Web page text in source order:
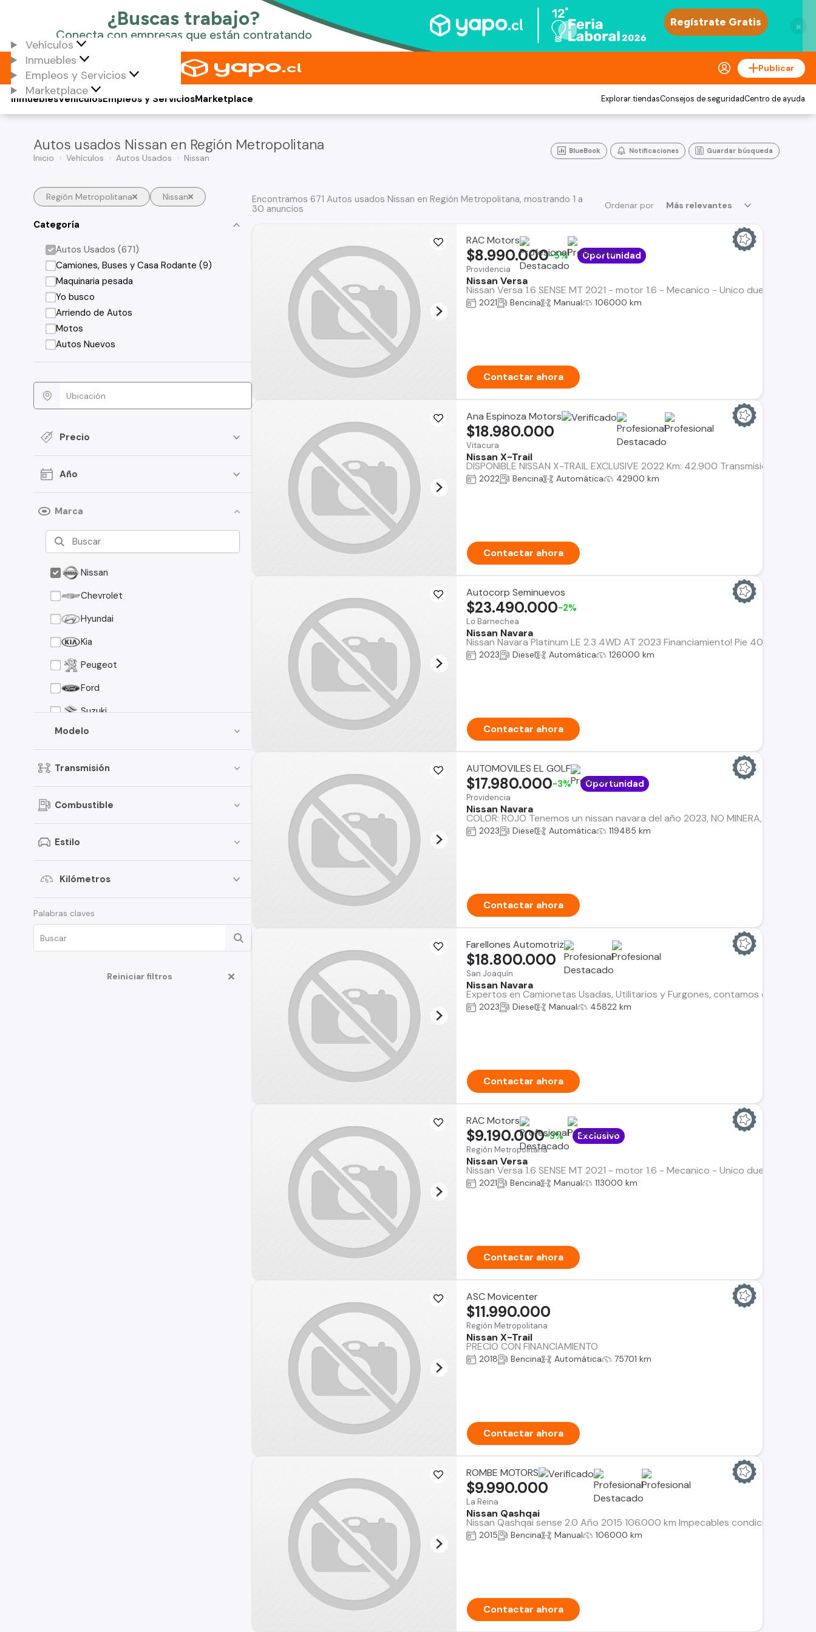
×
Vehículos
Inmuebles
Empleos y Servicios
Marketplace
Publicar
Vehículos
Inmuebles Empleos y ServiciosMarketplace Explorar tiendasConsejos de seguridadCentro de ayuda
Autos usados Nissan en Región Metropolitana
Inicio Vehículos Autos Usados Nissan
BlueBook Notificaciones Guardar búsqueda
Región Metropolitana Nissan
Categoría
Autos Usados (671)
Camiones, Buses y Casa Rodante (9)
Maquinaria pesada
Yo busco
Arriendo de Autos
Motos
Autos Nuevos
Precio
Año
Marca
Nissan
Chevrolet
Hyundai
Kia
Peugeot
Ford
Suzuki
Toyota
Citroen
Chery
Mitsubishi
Modelo
Transmisión
Combustible
Estilo
Kilómetros
Palabras claves
Reiniciar filtros
Ordenar por Más relevantes
Encontramos 671 Autos usados Nissan en Región Metropolitana, mostrando 1 a
30 anuncios
RAC Motors
Providencia
Nissan Versa
Nissan Versa 1.6 SENSE MT 2021 - motor 1.6 - Mecanico - Unico dueno -
$8.990.000-5% Oportunidad
2021 Bencina Manual 106000 km
Contactar ahora
Ana Espinoza Motors
Vitacura
Nissan X-Trail
DISPONIBLE NISSAN X-TRAIL EXCLUSIVE 2022 Km: 42.900 Transmisión:
$18.980.000
2022 Bencina Automática 42900 km
Contactar ahora
Autocorp Seminuevos
Lo Barnechea
Nissan Navara
Nissan Navara Platinum LE 2.3 4WD AT 2023 Financiamiento! Pie 40%
$23.490.000-2%
2023 Diesel Automática 126000 km
Contactar ahora
AUTOMOVILES EL GOLF
Providencia
Nissan Navara
COLOR: ROJO Tenemos un nissan navara del año 2023, NO MINERA, UNICO
$17.980.000-3% Oportunidad
2023 Diesel Automática 119485 km
Contactar ahora
Farellones Automotriz
San Joaquín
Nissan Navara
Expertos en Camionetas Usadas, Utilitarios y Furgones, contamos con el
$18.800.000
2023 Diesel Manual 45822 km
Contactar ahora
RAC Motors
Región Metropolitana
Nissan Versa
Nissan Versa 1.6 SENSE MT 2021 - motor 1.6 - Mecanico - Unico dueno -
$9.190.000-3% Exclusivo
2021 Bencina Manual 113000 km
Contactar ahora
ASC Movicenter
Región Metropolitana
Nissan X-Trail
PRECIO CON FINANCIAMIENTO
$11.990.000
2018 Bencina Automática 75701 km
Contactar ahora
ROMBE MOTORS
La Reina
Nissan Qashqai
Nissan Qashqai sense 2.0 Año 2015 106.000 km Impecables condiciones
$9.990.000
2015 Bencina Manual 106000 km
Contactar ahora